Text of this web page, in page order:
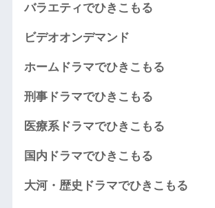
バラエティでひきこもる
ビデオオンデマンド
ホームドラマでひきこもる
刑事ドラマでひきこもる
医療系ドラマでひきこもる
国内ドラマでひきこもる
大河・歴史ドラマでひきこもる